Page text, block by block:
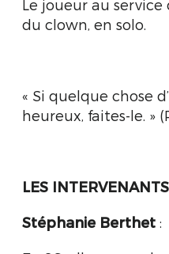
Le joueur au service
du clown, en solo.
« Si quelque chose
heureux, faites-le. »
LES INTERVENANTS
Stéphanie Berthet :